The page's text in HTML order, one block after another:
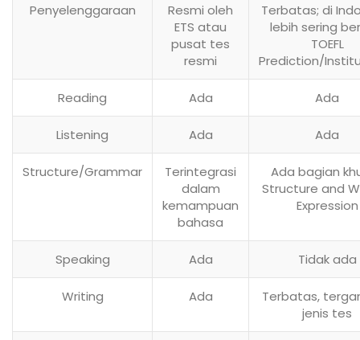
Penyelenggaraan
Resmi oleh
ETS atau
pusat tes
resmi
Terbatas; di
lebih sering
TOEFL
Prediction/
Reading Ada Ada
Listening Ada Ada
Structure/Grammar
Terintegrasi
dalam
kemampuan
bahasa
Ada bagian
Structure and
Expression
Speaking Ada Tidak ada
Writing Ada
Terbatas,
jenis tes